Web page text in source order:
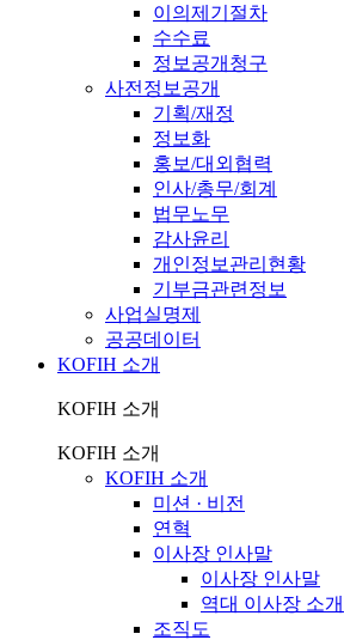
이의제기절차
수수료
정보공개청구
사전정보공개
기획/재정
정보화
홍보/대외협력
인사/총무/회계
법무노무
감사윤리
개인정보관리현황
기부금관련정보
사업실명제
공공데이터
KOFIH 소개
KOFIH 소개
KOFIH 소개
KOFIH 소개
미션 · 비전
연혁
이사장 인사말
이사장 인사말
역대 이사장 소개
조직도